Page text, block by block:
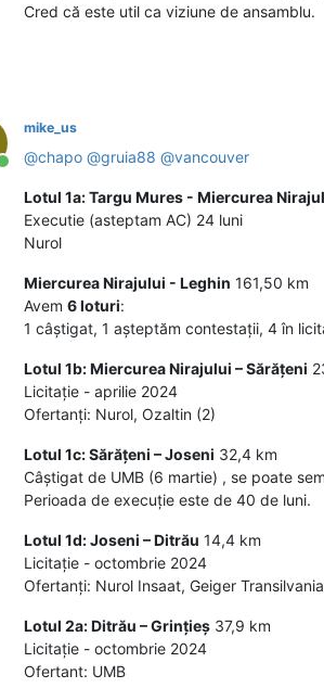
Cred că este util ca viziune de ansamblu.
Conectat
mike_us
@chapo @gruia88 @vancouver
Lotul 1a: Targu Mures - Miercurea
Executie (asteptam AC) 24 luni
Nurol
Miercurea Nirajului - Leghin 161,50 km
Avem 6 loturi:
1 câștigat, 1 așteptăm contestații, 4 în
Lotul 1b: Miercurea Nirajului – Sărățeni
Licitație - aprilie 2024
Ofertanți: Nurol, Ozaltin (2)
Lotul 1c: Sărățeni – Joseni 32,4 km
Câștigat de UMB (6 martie) , se poate
Perioada de execuție este de 40 de luni.
Lotul 1d: Joseni – Ditrău 14,4 km
Licitație - octombrie 2024
Ofertanți: Nurol Insaat, Geiger
Lotul 2a: Ditrău – Grințieș 37,9 km
Licitație - octombrie 2024
Ofertant: UMB